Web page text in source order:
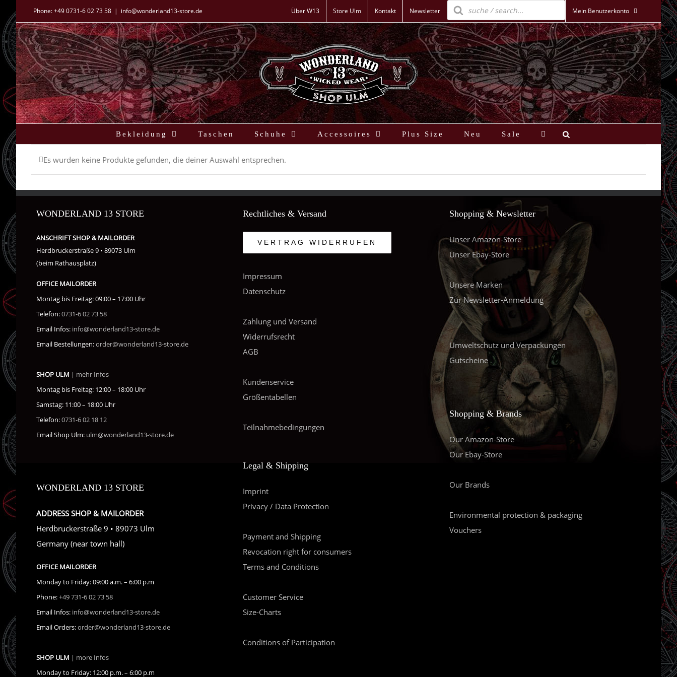
Inhalt
springen
Phone:+49 0731-6 02 73 58 | info@wonderland13-store.de Über W13 Store Ulm Kontakt Newsletter
Products
search Mein Benutzerkonto
Bekleidung Taschen Schuhe Accessoires Plus Size Neu Sale
Es wurden keine Produkte gefunden, die deiner Auswahl entsprechen.
WONDERLAND 13 STORE
ANSCHRIFT SHOP & MAILORDER
Herdbruckerstraße 9 • 89073 Ulm
(beim Rathausplatz)
OFFICE MAILORDER
Montag bis Freitag: 09:00 – 17:00 Uhr
Telefon:0731-6 02 73 58
Email Infos: info@wonderland13-store.de
Email Bestellungen:order@wonderland13-store.de
SHOP ULM | mehr Infos
Montag bis Freitag: 12:00 – 18:00 Uhr
Samstag: 11:00 – 18:00 Uhr
Telefon:0731-6 02 18 12
Email Shop Ulm: ulm@wonderland13-store.de
WONDERLAND 13 STORE
ADDRESS SHOP & MAILORDER
Herdbruckerstraße 9 • 89073 Ulm
Germany (near town hall)
OFFICE MAILORDER
Monday to Friday: 09:00 a.m. – 6:00 p.m
Phone:+49 731-6 02 73 58
Email Infos: info@wonderland13-store.de
Email Orders:order@wonderland13-store.de
SHOP ULM | more Infos
Monday to Friday: 12:00 p.m. – 6:00 p.m
Rechtliches & Versand
VERTRAG WIDERRUFEN
Impressum
Datenschutz
Zahlung und Versand
Widerrufsrecht
AGB
Kundenservice
Größentabellen
Teilnahmebedingungen
Legal & Shipping
Imprint
Privacy / Data Protection
Payment and Shipping
Revocation right for consumers
Terms and Conditions
Customer Service
Size-Charts
Conditions of Participation
Shopping & Newsletter
Unser Amazon-Store
Unser Ebay-Store
Unsere Marken
Zur Newsletter-Anmeldung
Umweltschutz und Verpackungen
Gutscheine
Shopping & Brands
Our Amazon-Store
Our Ebay-Store
Our Brands
Environmental protection & packaging
Vouchers